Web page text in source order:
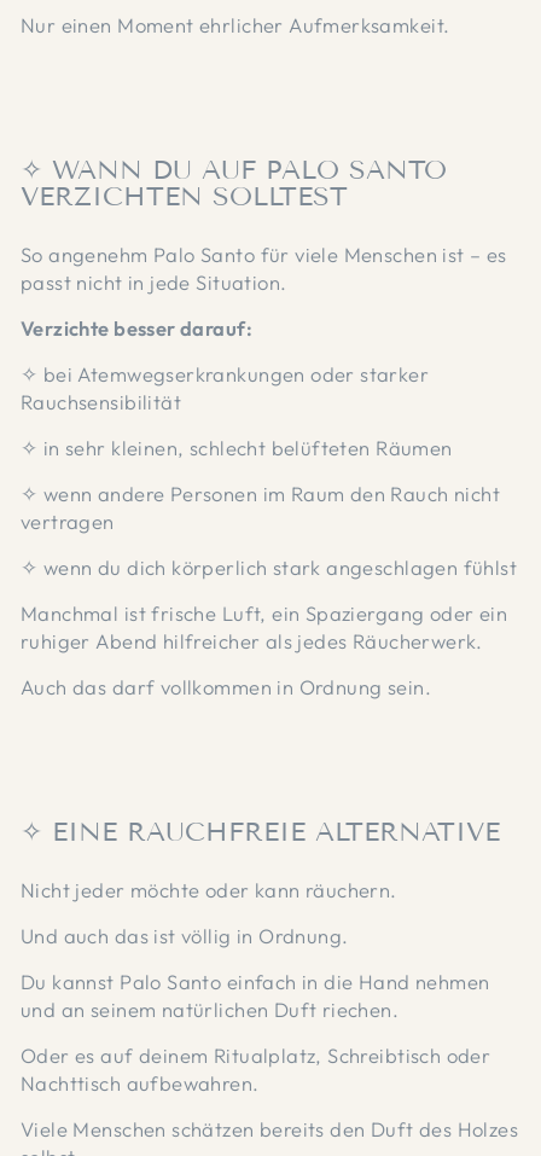
Nur einen Moment ehrlicher Aufmerksamkeit.
✧ WANN DU AUF PALO SANTO
VERZICHTEN SOLLTEST
So angenehm Palo Santo für viele Menschen ist – es
passt nicht in jede Situation.
Verzichte besser darauf:
✧ bei Atemwegserkrankungen oder starker
Rauchsensibilität
✧ in sehr kleinen, schlecht belüfteten Räumen
✧ wenn andere Personen im Raum den Rauch nicht
vertragen
✧ wenn du dich körperlich stark angeschlagen fühlst
Manchmal ist frische Luft, ein Spaziergang oder ein
ruhiger Abend hilfreicher als jedes Räucherwerk.
Auch das darf vollkommen in Ordnung sein.
✧ EINE RAUCHFREIE ALTERNATIVE
Nicht jeder möchte oder kann räuchern.
Und auch das ist völlig in Ordnung.
Du kannst Palo Santo einfach in die Hand nehmen
und an seinem natürlichen Duft riechen.
Oder es auf deinem Ritualplatz, Schreibtisch oder
Nachttisch aufbewahren.
Viele Menschen schätzen bereits den Duft des Holzes